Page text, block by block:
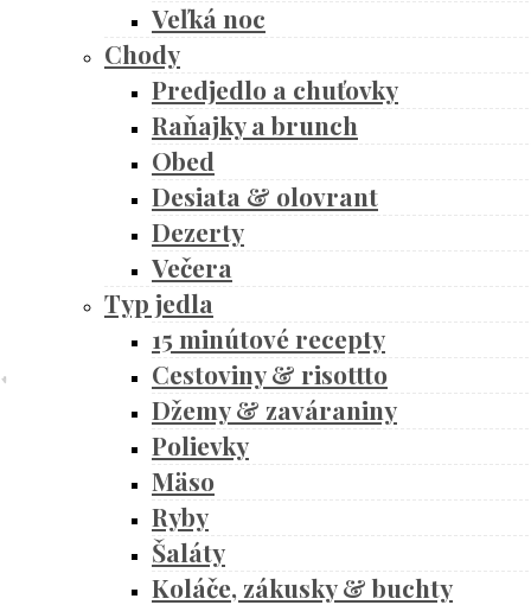
Veľká noc
Chody
Predjedlo a chuťovky
Raňajky a brunch
Obed
Desiata & olovrant
Dezerty
Večera
Typ jedla
15 minútové recepty
Cestoviny & risottto
Džemy & zaváraniny
Polievky
Mäso
Ryby
Šaláty
Koláče, zákusky & buchty